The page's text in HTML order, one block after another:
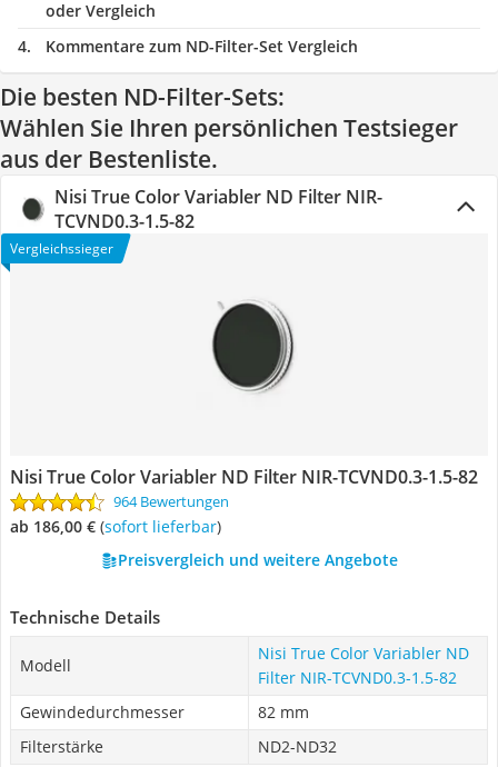
oder Vergleich
Kommentare zum ND-Filter-Set Vergleich
Die besten ND-Filter-Sets:
Wählen Sie Ihren persönlichen Testsieger
aus der Bestenliste.
Nisi True Color Variabler ND Filter ‎NIR-
TCVND0.3-1.5-82
Vergleichssieger
Nisi True Color Variabler ND Filter ‎NIR-TCVND0.3-1.5-82
964 Bewertungen
ab 186,00 € ( Sofort lieferbar)
Preisvergleich und weitere Angebote
Technische Details
Modell
Nisi True Color Variabler ND
Filter ‎NIR-TCVND0.3-1.5-82
Gewindedurchmesser
82 mm
Filterstärke
ND2-ND32